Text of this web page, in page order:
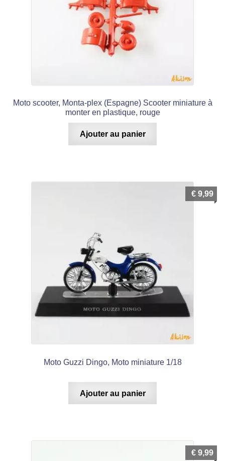
Moto scooter, Monta-plex (Espagne) Scooter miniature à
monter en plastique, rouge
Ajouter au panier
Moto Guzzi Dingo, Moto miniature 1/18
€ 9,99
Ajouter au panier
€ 9,99